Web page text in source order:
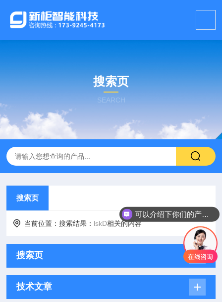
搜索页
SEARCH
搜索页
当前位置：搜索结果： lskD相关的内容
搜索页
技术文章
可以介绍下你们的产品么